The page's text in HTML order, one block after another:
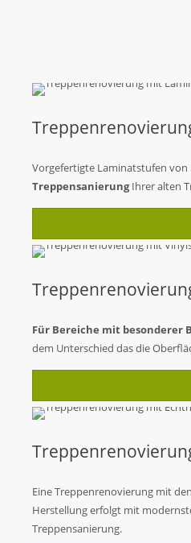
Vorgefertigte Laminatstufen von
TreppensanierungIhrer alten
Für Bereiche mit besonderer
dem Unterschied das die
Eine Treppenrenovierung mit
Herstellung erfolgt mit
Treppensanierung.